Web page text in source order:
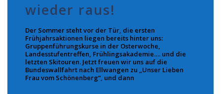
wieder raus!
Der Sommer steht vor der Tür, die ersten
Frühjahrsaktionen liegen bereits hinter uns:
Gruppenführungskurse in der Osterwoche,
Landesstufentreffen, Frühlingsakademie…. und die
letzten Skitouren. Jetzt freuen wir uns auf die
Bundeswallfahrt nach Ellwangen zu „Unser Lieben
Frau vom Schönenberg“, und dann